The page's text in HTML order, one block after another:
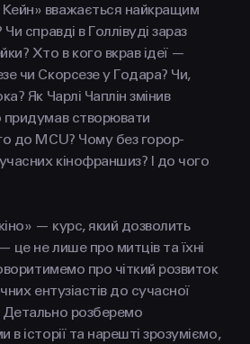
вважається найкращим
справді в Голлівуді зараз
Хто в кого вкрав ідеї —
чи Скорсезе у Годара? Чи,
Як Чарлі Чаплін змінив
придумав створювати
до MCU? Чому без горор-
кінофраншиз? І до чого
— курс, який дозволить
це не лише про митців та їхні
про чіткий розвиток
ентузіастів до сучасної
Детально розберемо
в історії та нарешті зрозуміємо,